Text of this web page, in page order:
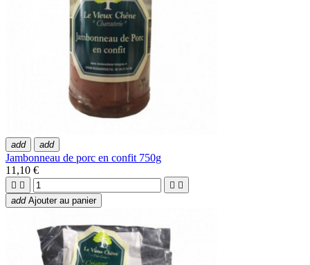
add add
Jambonneau de porc en confit 750g
11,10 €
   
add Ajouter au panier